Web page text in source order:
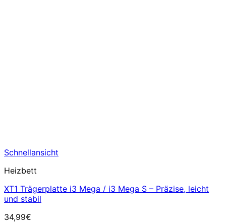
Schnellansicht
Heizbett
XT1 Trägerplatte i3 Mega / i3 Mega S – Präzise, leicht
und stabil
34,99€